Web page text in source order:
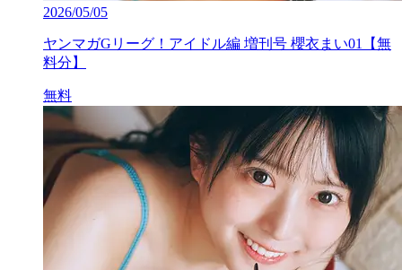
2026/05/05
ヤンマガGリーグ！アイドル編 増刊号 櫻衣まい01【無
料分】
無料